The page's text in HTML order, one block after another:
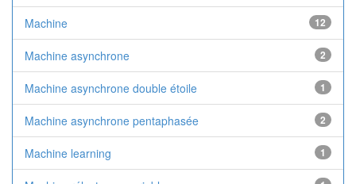
Machine 12
Machine asynchrone 2
Machine asynchrone double étoile 1
Machine asynchrone pentaphasée 2
Machine learning 1